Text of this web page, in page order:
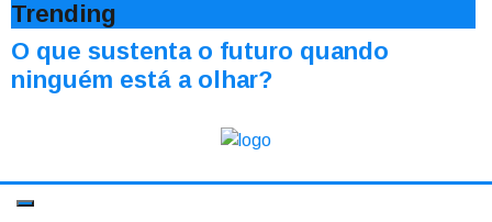
Trending
O que sustenta o futuro quando
ninguém está a olhar?